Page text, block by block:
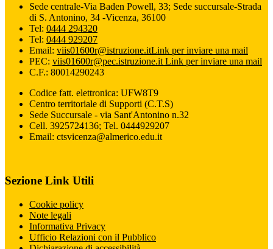
Sede centrale-Via Baden Powell, 33; Sede succursale-Strada
di S. Antonino, 34 -Vicenza, 36100
Tel: 0444 294320
Tel: 0444 929207
Email: viis01600r@istruzione.itLink per inviare una mail
PEC: viis01600r@pec.istruzione.it Link per inviare una mail
C.F.: 80014290243
Codice fatt. elettronica: UFW8T9
Centro territoriale di Supporti (C.T.S)
Sede Succursale - via Sant'Antonino n.32
Cell. 3925724136; Tel. 0444929207
Email: ctsvicenza@almerico.edu.it
Sezione Link Utili
Cookie policy
Note legali
Informativa Privacy
Ufficio Relazioni con il Pubblico